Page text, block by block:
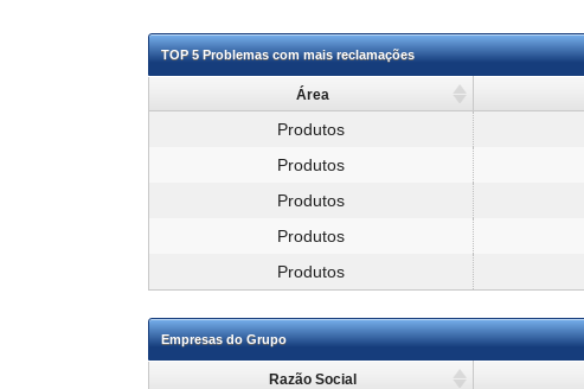
TOP 5 Problemas com mais reclamações
Área
Produtos
Produtos
Produtos
Produtos
Produtos
Empresas do Grupo
Razão Social